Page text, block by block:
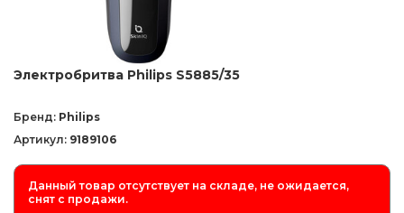
Электробритва Philips S5885/35
Бренд: Philips
Артикул: 9189106
Данный товар отсутствует на складе, не ожидается,
снят с продажи.